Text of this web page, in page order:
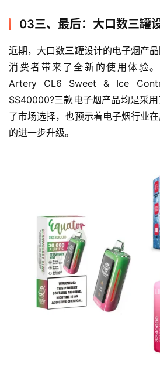
03三、最后：大口数三罐
近期，大口数三罐设计的电子烟产
消费者带来了全新的使用体验。
Artery CL6 Sweet & Ice
SS40000?三款电子烟产品均是采
了市场选择，也预示着电子烟行业
的进一步升级。